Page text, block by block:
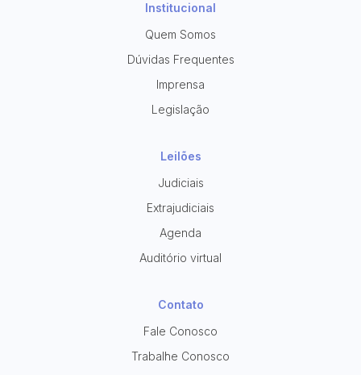
Institucional
Quem Somos
Dúvidas Frequentes
Imprensa
Legislação
Leilões
Judiciais
Extrajudiciais
Agenda
Auditório virtual
Contato
Fale Conosco
Trabalhe Conosco